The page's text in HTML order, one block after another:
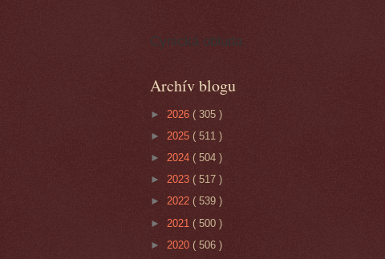
Cynická obluda
Archív blogu
► 2026 ( 305 )
► 2025 ( 511 )
► 2024 ( 504 )
► 2023 ( 517 )
► 2022 ( 539 )
► 2021 ( 500 )
► 2020 ( 506 )